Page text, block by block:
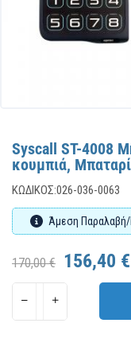
Syscall ST-4008
κουμπιά,
ΚΩΔΙΚΌΣ:026-036-0063
Άμεση
170,00 € 156,40 €